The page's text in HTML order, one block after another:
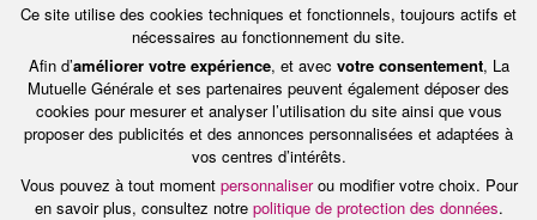
Nous contacter
Rejoignez-nous
Ce site utilise des cookies techniques et fonctionnels, toujours actifs et
nécessaires au fonctionnement du site.
Afin d’améliorer votre expérience, et avec votre consentement, La
Mutuelle Générale et ses partenaires peuvent également déposer des
cookies pour mesurer et analyser l’utilisation du site ainsi que vous
proposer des publicités et des annonces personnalisées et adaptées à
vos centres d’intérêts.
Vous pouvez à tout moment personnaliserou modifier votre choix. Pour
en savoir plus, consultez notre politique de protection des données.